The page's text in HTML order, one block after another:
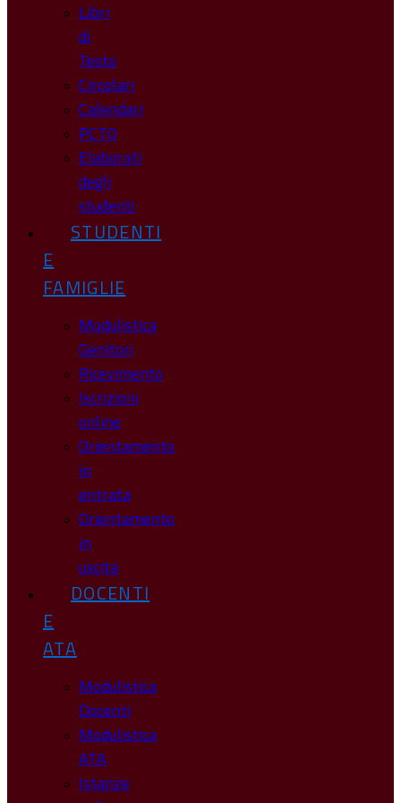
Libri
di
Testo
Circolari
Calendari
PCTO
Elaborati
degli
studenti
STUDENTI
E
FAMIGLIE
Modulistica
Genitori
Ricevimento
Iscrizioni
online
Orientamento
in
entrata
Orientamento
in
uscita
DOCENTI
E
ATA
Modulistica
Docenti
Modulistica
ATA
Istanze